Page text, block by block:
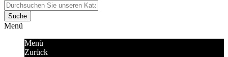
Suche
Menü
Menü
Zurück